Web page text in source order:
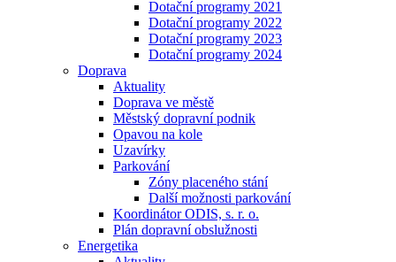
Dotační programy 2021
Dotační programy 2022
Dotační programy 2023
Dotační programy 2024
Doprava
Aktuality
Doprava ve městě
Městský dopravní podnik
Opavou na kole
Uzavírky
Parkování
Zóny placeného stání
Další možnosti parkování
Koordinátor ODIS, s. r. o.
Plán dopravní obslužnosti
Energetika